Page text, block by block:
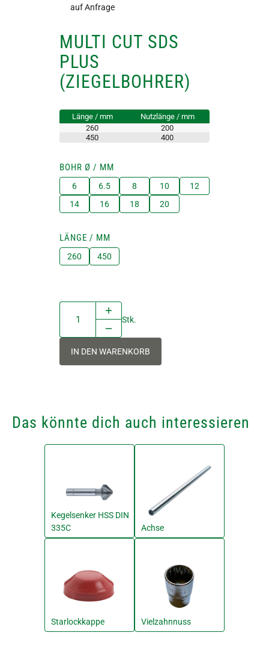
auf Anfrage
MULTI CUT SDS
PLUS
(ZIEGELBOHRER)
Länge / mm
Nutzlänge / mm
260
200
450
400
BOHR Ø / MM
6 6.5 8 10
12
14
16 18 20
LÄNGE / MM
260 450
Stk.
IN DEN WARENKORB
Das könnte dich auch interessieren
Kegelsenker HSS DIN
335C
Achse
Starlockkappe Vielzahnnuss